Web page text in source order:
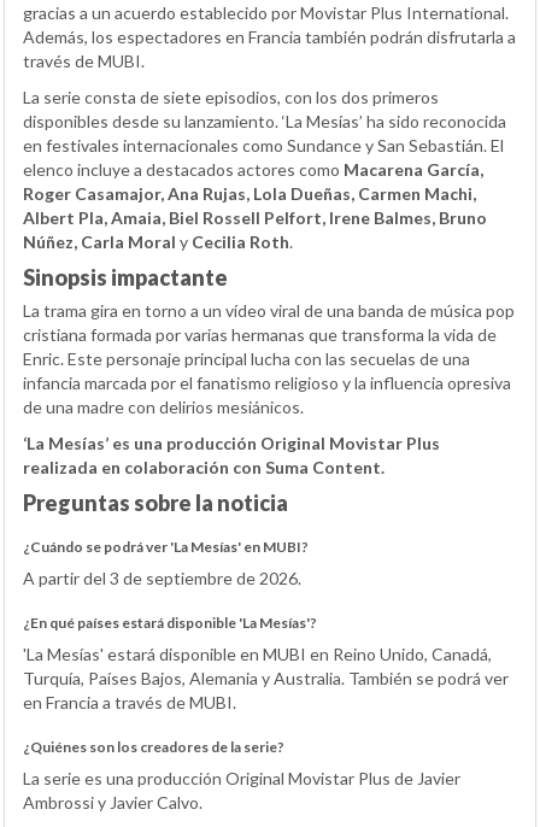
gracias a un acuerdo establecido por Movistar Plus International.
Además, los espectadores en Francia también podrán disfrutarla a
través de MUBI.
La serie consta de siete episodios, con los dos primeros
disponibles desde su lanzamiento. ‘La Mesías’ ha sido reconocida
en festivales internacionales como Sundance y San Sebastián. El
elenco incluye a destacados actores como Macarena García,
Roger Casamajor, Ana Rujas, Lola Dueñas, Carmen Machi,
Albert Pla, Amaia, Biel Rossell Pelfort, Irene Balmes, Bruno
Núñez, Carla Moral y Cecilia Roth.
Sinopsis impactante
La trama gira en torno a un vídeo viral de una banda de música pop
cristiana formada por varias hermanas que transforma la vida de
Enric. Este personaje principal lucha con las secuelas de una
infancia marcada por el fanatismo religioso y la influencia opresiva
de una madre con delirios mesiánicos.
‘La Mesías’ es una producción Original Movistar Plus
realizada en colaboración con Suma Content.
Preguntas sobre la noticia
¿Cuándo se podrá ver 'La Mesías' en MUBI?
A partir del 3 de septiembre de 2026.
¿En qué países estará disponible 'La Mesías'?
'La Mesías' estará disponible en MUBI en Reino Unido, Canadá,
Turquía, Países Bajos, Alemania y Australia. También se podrá ver
en Francia a través de MUBI.
¿Quiénes son los creadores de la serie?
La serie es una producción Original Movistar Plus de Javier
Ambrossi y Javier Calvo.